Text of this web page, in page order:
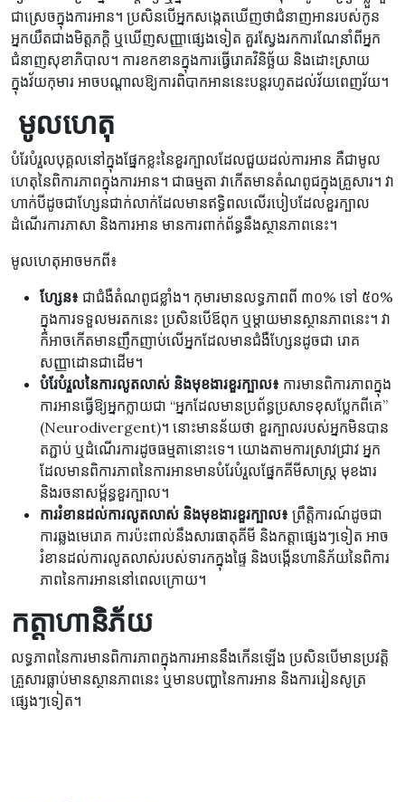
ជាស្រេចក្នុងការអាន។ ប្រសិនបើអ្នកសង្កេតឃើញថាជំនាញអានរបស់កូន
អ្នកយឺតជាងមិត្តភក្តិ ឬឃើញសញ្ញាផ្សេងទៀត គួរស្វែងរកការណែនាំពីអ្នក
ជំនាញសុខាភិបាល។ ការខកខានក្នុងការធ្វើរោគវិនិច្ឆ័យ និងដោះស្រាយ
ក្នុងវ័យកុមារ អាចបណ្តាលឱ្យការពិបាកអាននេះបន្តរហូតដល់វ័យពេញវ័យ។
​​ មូលហេតុ
បំរែបំរួលបុគ្គលនៅក្នុងផ្នែកខ្លះនៃខួរក្បាលដែលជួយដល់ការអាន គឺជាមូល
ហេតុនៃពិការភាពក្នុងការអាន។ ជាធម្មតា វាកើតមានតំណពូជក្នុងគ្រួសារ។ វា
ហាក់បីដូចជាហ្សែនជាក់លាក់ដែលមានឥទ្ធិពលលើរបៀបដែលខួរក្បាល
ដំណើរការភាសា និងការអាន មានការពាក់ព័ន្ធនឹងស្ថានភាពនេះ។
មូលហេតុអាចមកពី៖
ហ្សែន៖ ជាជំងឺតំណពូជខ្លាំង។ កុមារមានលទ្ធភាពពី ៣០% ទៅ ៥០%
ក្នុងការទទួលមរតកនេះ ប្រសិនបើឪពុក ឬម្តាយមានស្ថានភាពនេះ។ វា
ក៏អាចកើតមានញឹកញាប់លើអ្នកដែលមានជំងឺហ្សែនដូចជា រោគ
សញ្ញាដោនជាដើម។
បំរែបំរួលនៃការលូតលាស់ និងមុខងារខួរក្បាល៖ ការមានពិការភាពក្នុង
ការអានធ្វើឱ្យអ្នកក្លាយជា “អ្នកដែលមានប្រព័ន្ធប្រសាទខុសប្លែកពីគេ”
(Neurodivergent)។ នោះមានន័យថា ខួរក្បាលរបស់អ្នកមិនបាន
តភ្ជាប់ ឬដំណើរការដូចធម្មតានោះទេ។ យោងតាមការស្រាវជ្រាវ អ្នក
ដែលមានពិការភាពនៃការអានមានបំរែបំរួលផ្នែកគីមីសាស្ត្រ មុខងារ
និងរចនាសម្ព័ន្ធខួរក្បាល។
ការរំខានដល់ការលូតលាស់ និងមុខងារខួរក្បាល៖ ព្រឹត្តិការណ៍ដូចជា
ការឆ្លងមេរោគ ការប៉ះពាល់នឹងសារធាតុគីមី និងកត្តាផ្សេងៗទៀត អាច
រំខានដល់ការលូតលាស់របស់ទារកក្នុងផ្ទៃ និងបង្កើនហានិភ័យនៃពិការ
ភាពនៃការអាននៅពេលក្រោយ។
កត្តាហានិភ័យ
លទ្ធភាពនៃការមានពិការភាពក្នុងការអាននឹងកើនឡើង ប្រសិនបើមានប្រវត្តិ
គ្រួសារធ្លាប់មានស្ថានភាពនេះ ឬមានបញ្ហានៃការអាន និងការរៀនសូត្រ
ផ្សេងៗទៀត។